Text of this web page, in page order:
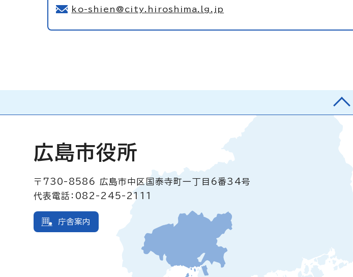
ko-shien@city.hiroshima.lg.jp
広島市役所
〒730-8586
広島市中区国泰寺町一丁目6番34号
代表電話：082-245-2111
庁舎案内